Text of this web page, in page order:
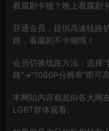
看腐剧卡顿？晚上看腐剧
开通会员，提供高速线路
路，看腐剧不卡顿哦！
会员切换线路方法：选择
路”→“1080P分辨率”即可
本网站内容都是由各大网
LGBT群体观看。